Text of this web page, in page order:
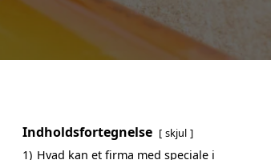
Indholdsfortegnelse skjul
1) Hvad kan et firma med speciale i